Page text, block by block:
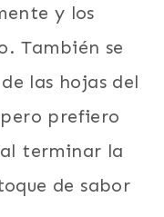
y los
También se
las hojas del
prefiero
terminar la
de sabor